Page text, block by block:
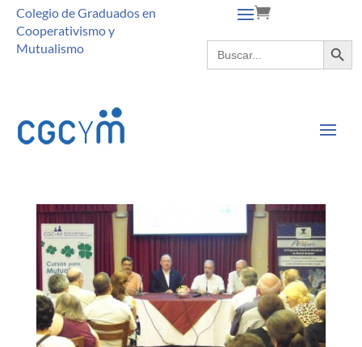
Colegio de Graduados en
Cooperativismo y
Mutualismo
Buscar: Botón de